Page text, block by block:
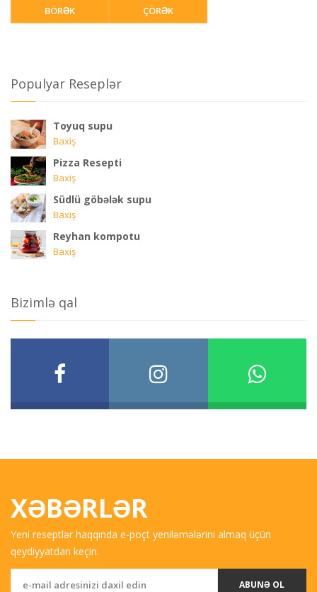
BÖRƏK ÇÖRƏK
Populyar Reseplər
Toyuq supu
Baxiş
Pizza Resepti
Baxiş
Südlü göbələk supu
Baxiş
Reyhan kompotu
Baxiş
Bizimlə qal
XƏBƏRLƏR
Yeni reseptlər haqqında e-poçt yeniləmələrini almaq üçün
qeydiyyatdan keçin.
ABUNƏ OL